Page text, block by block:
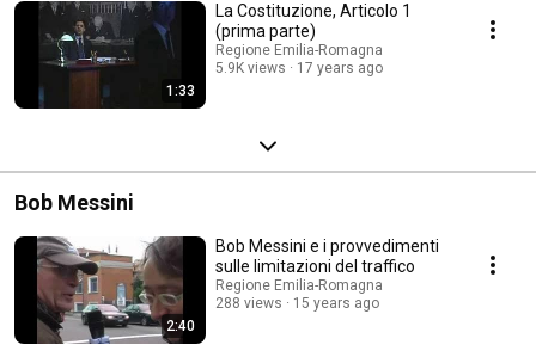
1:33
La Costituzione, Articolo 1
(prima parte)
Regione Emilia-Romagna
5.9K views
17 years ago
Bob Messini
2:40
Bob Messini e i provvedimenti
sulle limitazioni del traffico
Regione Emilia-Romagna
288 views
15 years ago